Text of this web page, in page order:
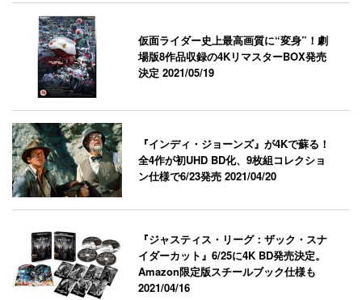
仮面ライダー史上最高画質に“変身”！劇
場版8作品収録の4KリマスターBOX発売
決定2021/05/19
『インディ・ジョーンズ』が4Kで蘇る！
全4作が初UHD BD化、9枚組コレクショ
ン仕様で6/23発売2021/04/20
『ジャスティス・リーグ：ザック・スナ
イダーカット』6/25に4K BD発売決定。
Amazon限定版スチールブック仕様も
2021/04/16